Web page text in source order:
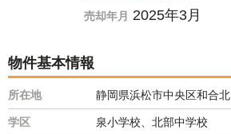
売却年月 2025年3月
物件基本情報
所在地 静岡県浜松市中央区和合北
学区 泉小学校、北部中学校